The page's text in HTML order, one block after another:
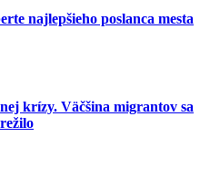
najlepšieho poslanca mesta
krízy. Väčšina migrantov sa